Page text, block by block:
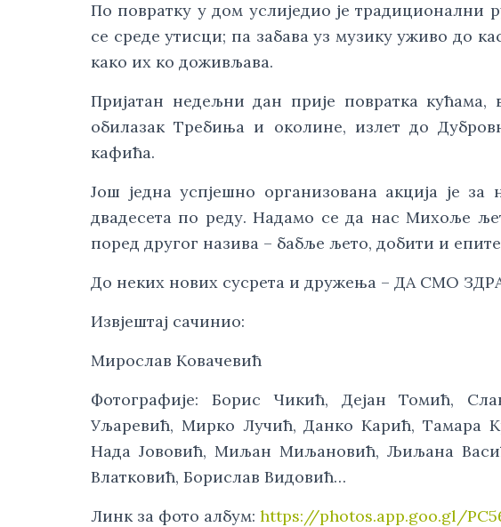
По повратку у дом услиједио је традиционални
се среде утисци; па забава уз музику уживо до
како их ко доживљава.
Пријатан недељни дан прије повратка кућама,
обилазак Требиња и околине, излет до
кафића.
Још једна успјешно организована акција је
двадесета по реду. Надамо се да нас Михоље
поред другог назива – бабље љето, добити и
До неких нових сусрета и дружења – ДА СМО
Извјештај сачинио:
Мирослав Ковачевић
Фотографије: Борис Чикић, Дејан Томић,
Уљаревић, Мирко Лучић, Данко Карић, Тамара
Нада Јововић, Миљан Миљановић, Љиљана
Влатковић, Борислав Видовић…
Линк за фото албум: https://photos.app.goo.gl/